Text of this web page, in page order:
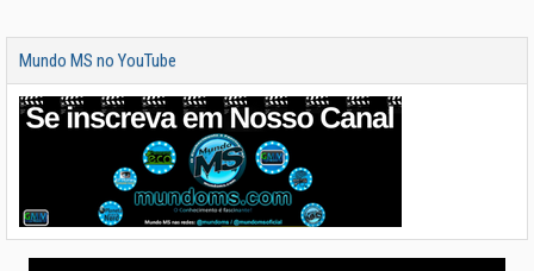
Mundo MS no YouTube